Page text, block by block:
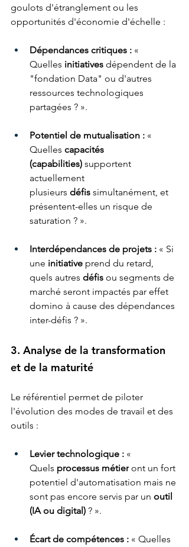
goulots d'étranglement ou les
opportunités d'économie d'échelle :
Dépendances critiques : «
Quelles initiatives dépendent de la
"fondation Data" ou d'autres
ressources technologiques
partagées ? ».
Potentiel de mutualisation : «
Quelles capacités
(capabilities) supportent
actuellement
plusieurs défis simultanément, et
présentent-elles un risque de
saturation ? ».
Interdépendances de projets : « Si
une initiative prend du retard,
quels autres défis ou segments de
marché seront impactés par effet
domino à cause des dépendances
inter-défis ? ».
3. Analyse de la transformation
et de la maturité
Le référentiel permet de piloter
l'évolution des modes de travail et des
outils :
Levier technologique : «
Quels processus métier ont un fort
potentiel d'automatisation mais ne
sont pas encore servis par un outil
(IA ou digital) ? ».
Écart de compétences : « Quelles